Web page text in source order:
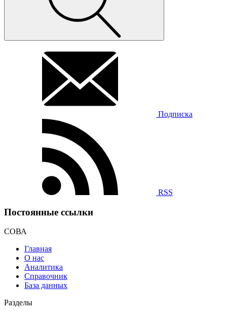
Подписка
RSS
Постоянные ссылки
СОВА
Главная
О нас
Аналитика
Справочник
База данных
Разделы